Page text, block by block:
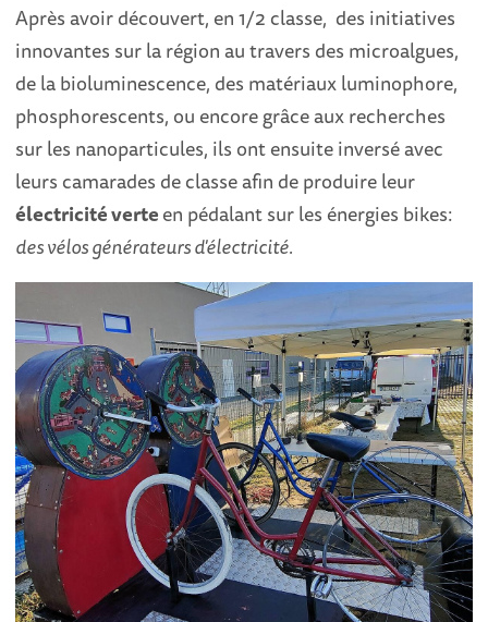
Après avoir découvert, en 1/2 classe, des initiatives
innovantes sur la région au travers des microalgues,
de la bioluminescence, des matériaux luminophore,
phosphorescents, ou encore grâce aux recherches
sur les nanoparticules, ils ont ensuite inversé avec
leurs camarades de classe afin de produire leur
électricité verteen pédalant sur les énergies bikes:
des vélos générateurs d'électricité.